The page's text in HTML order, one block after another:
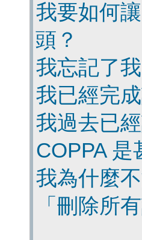
我要如何
頭？
我忘記了
我已經完
我過去已
COPPA 是
我為什麼
「刪除所